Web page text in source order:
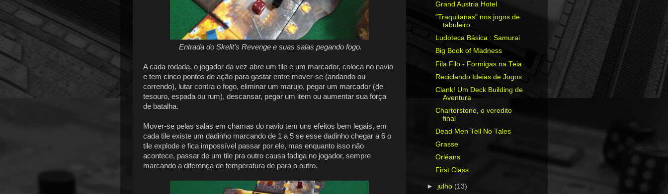
Entrada do Skelit's Revenge e suas salas pegando fogo.
A cada rodada, o jogador da vez abre um tile e um marcador, coloca no navio
e tem cinco pontos de ação para gastar entre mover-se (andando ou
correndo), lutar contra o fogo, eliminar um marujo, pegar um marcador (de
tesouro, espada ou rum), descansar, pegar um item ou aumentar sua força
de batalha.
Mover-se pelas salas em chamas do navio tem uns efeitos bem legais, em
cada tile existe um dadinho marcando de 1 a 5 se esse dadinho chegar a 6 o
tile explode e fica impossível passar por ele, mas enquanto isso não
acontece, passar de um tile pra outro causa fadiga no jogador, sempre
marcando a diferença de temperatura de para o outro.
Grand Austria Hotel
"Traquitanas" nos jogos de
tabuleiro
Ludoteca Básica : Samurai
Big Book of Madness
Fila Filo - Formigas na Teia
Reciclando Ideias de Jogos
Clank! Um Deck Building de
Aventura
Charterstone, o veredito
final
Dead Men Tell No Tales
Grasse
Orléans
First Class
► julho (13)